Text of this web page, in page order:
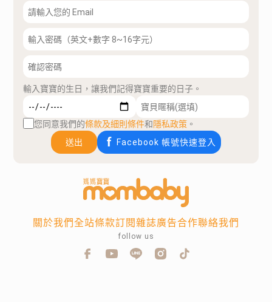
輸入寶寶的生日，讓我們記得寶寶重要的日子。
您同意我們的條款及細則條件和隱私政策 。
送出
Facebook 帳號快速登入
關於我們全站條款訂閱雜誌廣告合作聯絡我們
follow us